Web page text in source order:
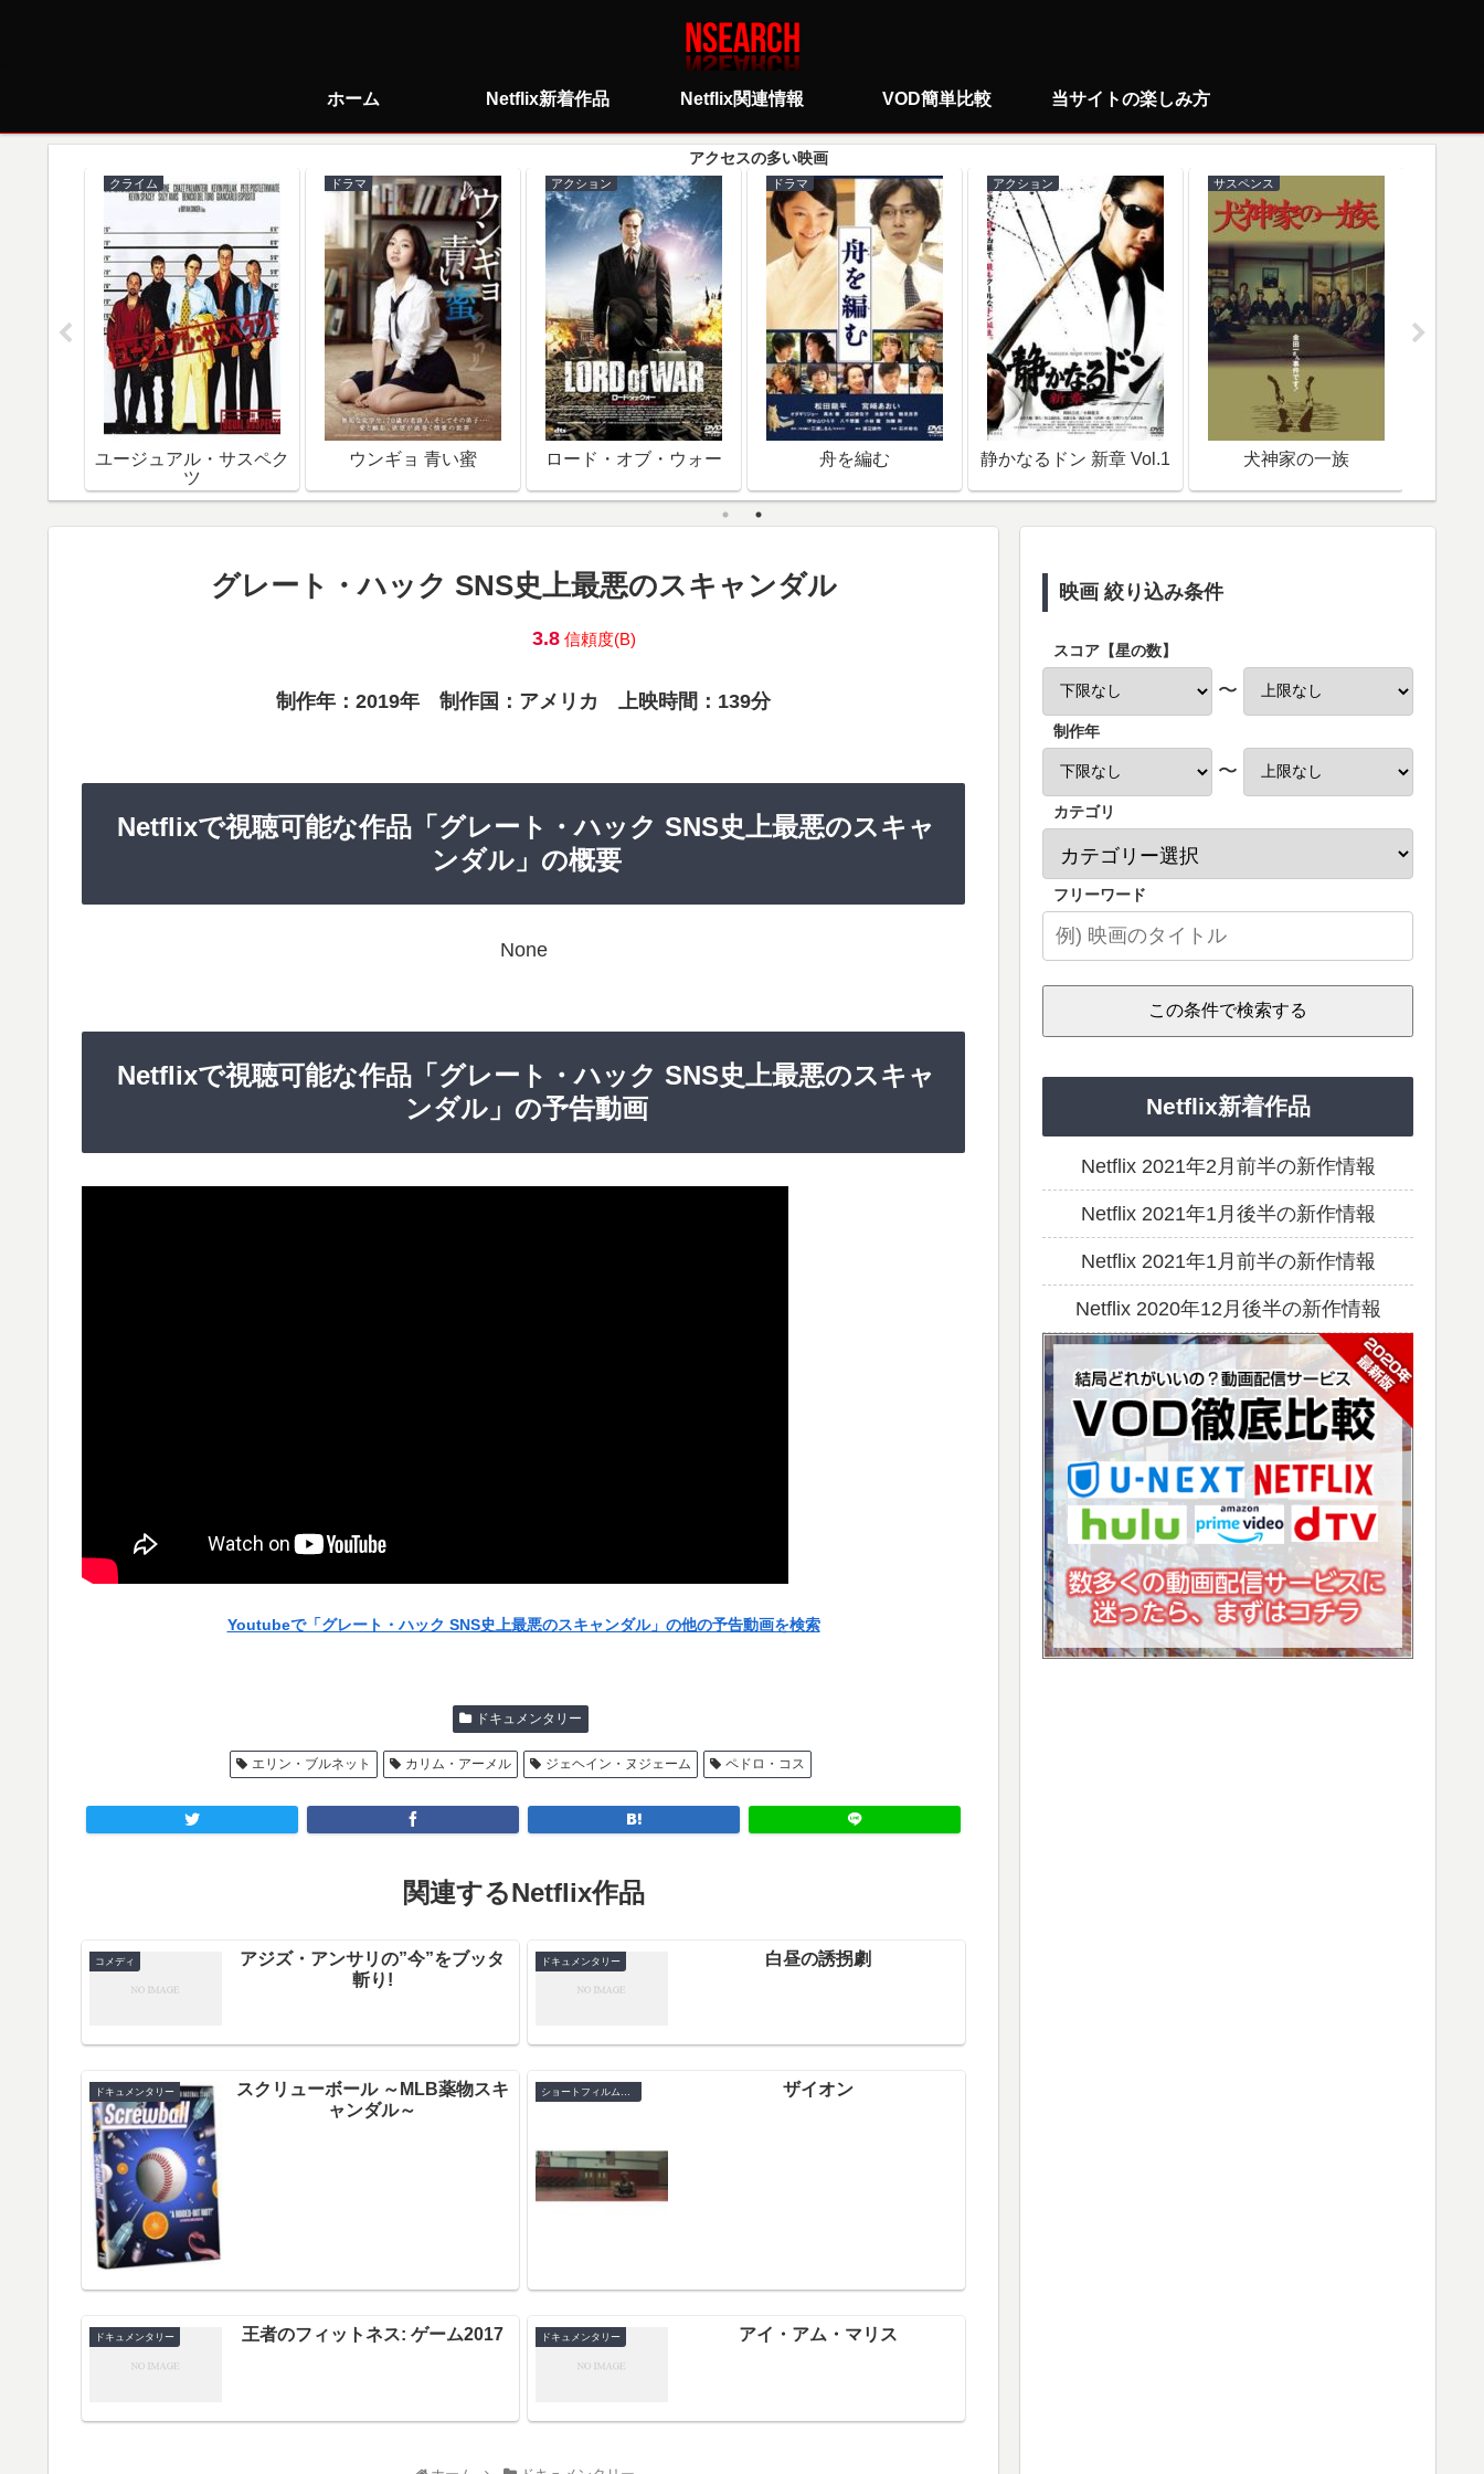
ホーム Netflix新着作品 Netflix関連情報 VOD簡単比較 当サイトの楽しみ方
クライム
ユージュアル・サスペク
ツ
ドラマ
ウンギョ 青い蜜
アクション
ロード・オブ・ウォー
ドラマ
舟を編む
アクション
静かなるドン 新章 Vol.1
サスペンス
犬神家の一族
グレート・ハック SNS史上最悪のスキャンダル
3.8 信頼度(B)
制作年：2019年 制作国：アメリカ 上映時間：139分
Netflixで視聴可能な作品「グレート・ハック SNS史上最悪のスキャ
ンダル」の概要
None
Netflixで視聴可能な作品「グレート・ハック SNS史上最悪のスキャ
ンダル」の予告動画
Youtubeで「グレート・ハック SNS史上最悪のスキャンダル」の他の予告動画を検索
ドキュメンタリー
エリン・ブルネット カリム・アーメル ジェヘイン・ヌジェーム ペドロ・コス
関連するNetflix作品
コメディ
アジズ・アンサリの”今”をブッタ
斬り!
ドキュメンタリー 白昼の誘拐劇
ドキュメンタリー
スクリューボール ～MLB薬物スキ
ャンダル～
ショートフィルム・短編 ザイオン
ドキュメンタリー 王者のフィットネス: ゲーム2017 ドキュメンタリー アイ・アム・マリス
映画 絞り込み条件
スコア【星の数】
〜
制作年
〜
カテゴリ
フリーワード
Netflix新着作品
Netflix 2021年2月前半の新作情報
Netflix 2021年1月後半の新作情報
Netflix 2021年1月前半の新作情報
Netflix 2020年12月後半の新作情報